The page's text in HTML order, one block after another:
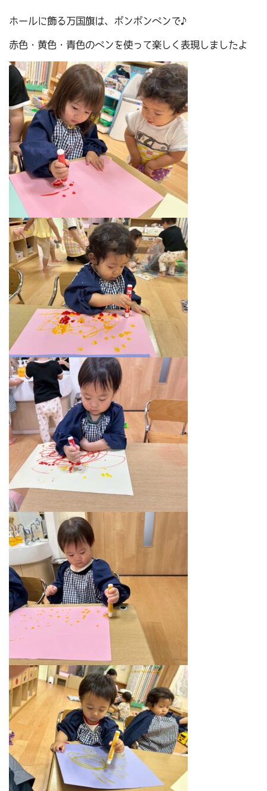
ホールに飾る万国旗は、ポンポンペンで♪
赤色・黄色・青色のペンを使って楽しく表現しましたよ